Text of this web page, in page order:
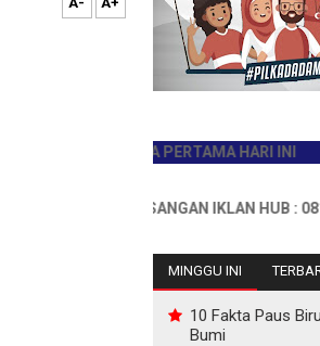
PEMBACA PERTAMA HARI INI
INFO PEMASANGAN IKLAN HUB :
MINGGU INI
10 Fakta Paus
Bumi